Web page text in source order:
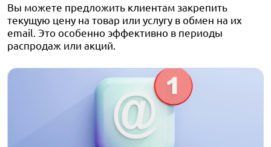
Вы можете предложить клиентам закрепить
текущую цену на товар или услугу в обмен на их
email. Это особенно эффективно в периоды
распродаж или акций.